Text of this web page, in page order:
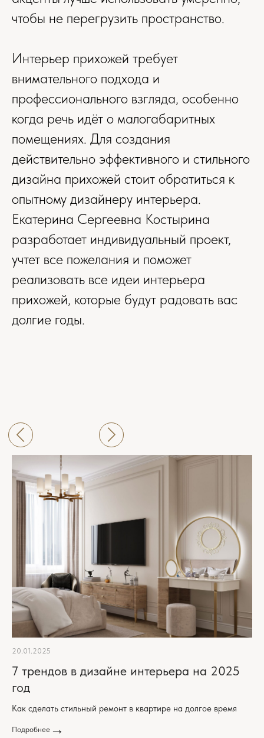
чтобы не перегрузить пространство.
Интерьер прихожей требует
внимательного подхода и
профессионального взгляда, особенно
когда речь идёт о малогабаритных
помещениях. Для создания
действительно эффективного и стильного
дизайна прихожей стоит обратиться к
опытному дизайнеру интерьера.
Екатерина Сергеевна Костырина
разработает индивидуальный проект,
учтет все пожелания и поможет
реализовать все идеи интерьера
прихожей, которые будут радовать вас
долгие годы.
20.01.2025
7 трендов в дизайне интерьера на 2025
год
Как сделать стильный ремонт в квартире на долгое время
Подробнее
Загрузить файл
Соглашение на обработку персональных
данных
ОТПРАВИТЬ